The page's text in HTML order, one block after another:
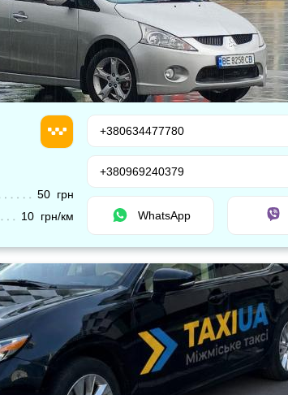
50 грн
10 грн/км
+380634477780
+380969240379
WhatsApp